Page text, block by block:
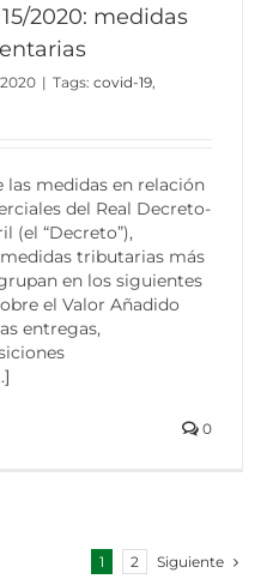
2020: medidas
| Tags: covid-19
las medidas en relación
del Real Decreto-
(el “Decreto”),
tributarias más
en los siguientes
el Valor Añadido
entregas,
0
1 2 Siguiente